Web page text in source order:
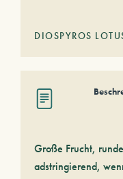
DIOSPYROS
Große Frucht,
adstringierend,